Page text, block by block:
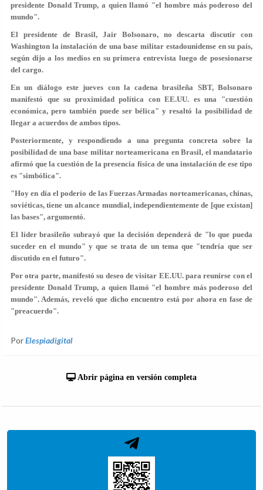
presidente Donald Trump, a quien llamó "el hombre más poderoso del
mundo".
El presidente de Brasil, Jair Bolsonaro, no descarta discutir con
Washington la instalación de una base militar estadounidense en su país,
según dijo a los medios en su primera entrevista luego de posesionarse
del cargo.
En un diálogo este jueves con la cadena brasileña SBT, Bolsonaro
manifestó que su proximidad política con EE.UU. es una "cuestión
económica, pero también puede ser bélica" y resaltó la posibilidad de
llegar a acuerdos de ambos tipos.
Posteriormente, y respondiendo a una pregunta concreta sobre la
posibilidad de una base militar norteamericana en Brasil, el mandatario
afirmó que la cuestión de la presencia física de una instalación de ese tipo
es "simbólica".
"Hoy en día el poderío de las Fuerzas Armadas norteamericanas, chinas,
soviéticas, tiene un alcance mundial, independientemente de [que existan]
las bases", argumentó.
El líder brasileño subrayó que la decisión dependerá de "lo que pueda
suceder en el mundo" y que se trata de un tema que "tendría que ser
discutido en el futuro".
Por otra parte, manifestó su deseo de visitar EE.UU. parareunirse con el
presidente Donald Trump,a quien llamó "el hombre más poderoso del
mundo". Además, reveló que dicho encuentro está por ahora en fase de
"preacuerdo".
PorElespiadigital
Abrir página en versión completa